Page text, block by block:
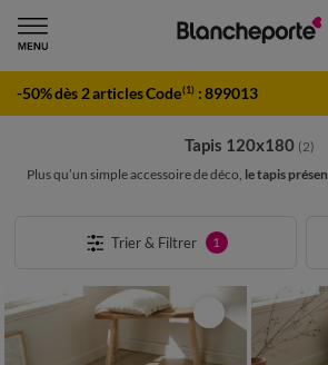
-50% dès 2 articles Code(1) :899013
Tapis 120x180 (2)
Plus qu’un simple accessoire de déco, le tapis
Trier & Filtrer 1